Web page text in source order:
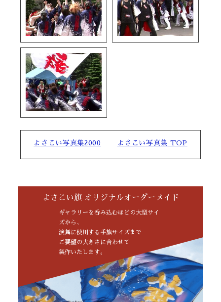
よさこい写真集2000 よさこい写真集 TOP
よさこい旗 オリジナルオーダーメイド
ギャラリーを呑み込むほどの大型サイ
ズから、
演舞に使用する手旗サイズまで
ご要望の大きさに合わせて
製作いたします。